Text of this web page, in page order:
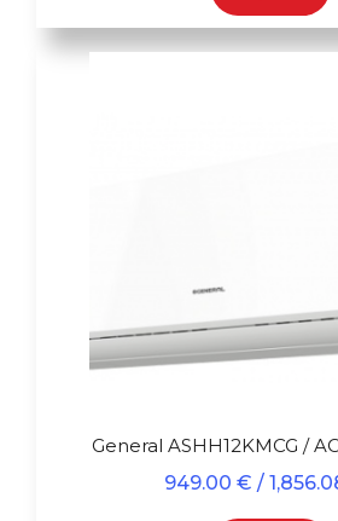
General ASHH12KMCG /
949.00 € /